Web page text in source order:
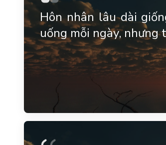
Hôn nhân lâu dài
uống mỗi ngày, nhưng